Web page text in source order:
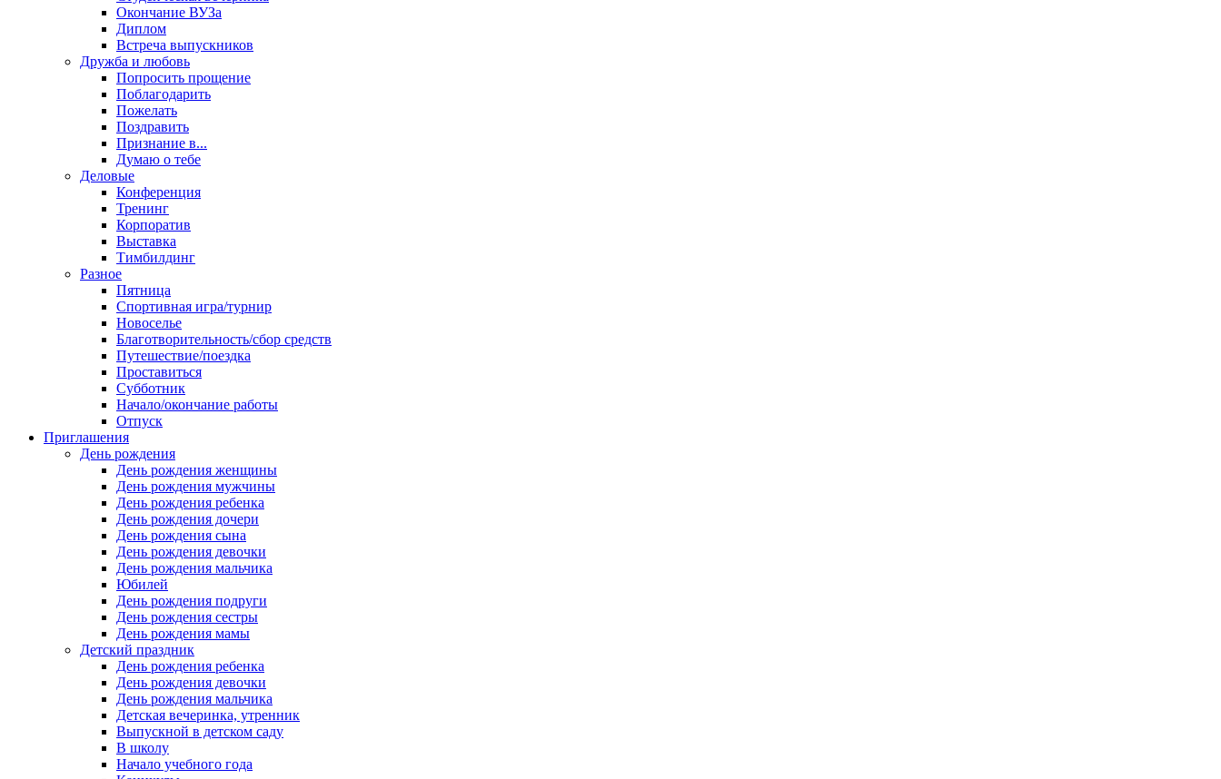
Окончание ВУЗа
Диплом
Встреча выпускников
Дружба и любовь
Попросить прощение
Поблагодарить
Пожелать
Поздравить
Признание в...
Думаю о тебе
Деловые
Конференция
Тренинг
Корпоратив
Выставка
Тимбилдинг
Разное
Пятница
Спортивная игра/турнир
Новоселье
Благотворительность/сбор средств
Путешествие/поездка
Проставиться
Субботник
Начало/окончание работы
Отпуск
Приглашения
День рождения
День рождения женщины
День рождения мужчины
День рождения ребенка
День рождения дочери
День рождения сына
День рождения девочки
День рождения мальчика
Юбилей
День рождения подруги
День рождения сестры
День рождения мамы
Детский праздник
День рождения ребенка
День рождения девочки
День рождения мальчика
Детская вечеринка, утренник
Выпускной в детском саду
В школу
Начало учебного года